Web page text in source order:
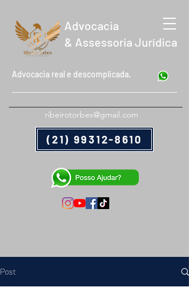
Advocacia
& Assessoria Jurídica
Advocacia real e descomplicada.
ribeirotorbes@gmail.com
(21) 99312-8610
Post